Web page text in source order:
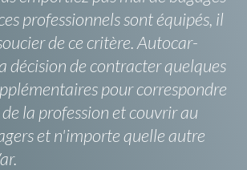
professionnels sont équipés, il
de ce critère. Autocar-
décision de contracter quelques
pour correspondre
la profession et couvrir au
et n'importe quelle autre